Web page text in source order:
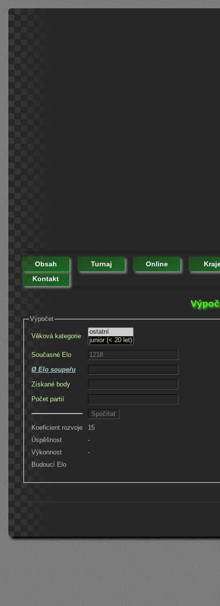
Obsah Turnaj Online
Kontakt
Výpočet
Věková kategorie
Současné Elo
Ø Elo soupeřu
Získané body
Počet partií
Koeficient rozvoje
15
Úspěšnost
-
Výkonnost
-
Budoucí Elo